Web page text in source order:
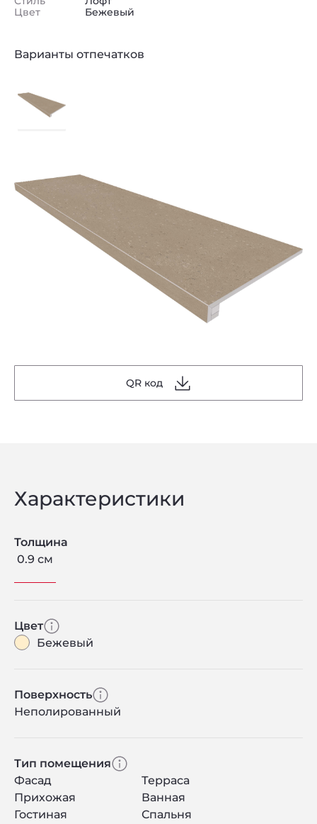
Цвет
Бежевый
Варианты отпечатков
QR код
Характеристики
Толщина
0.9 см
Цвет
Бежевый
Поверхность
Неполированный
Тип помещения
Фасад
Терраса
Прихожая
Ванная
Гостиная
Спальня